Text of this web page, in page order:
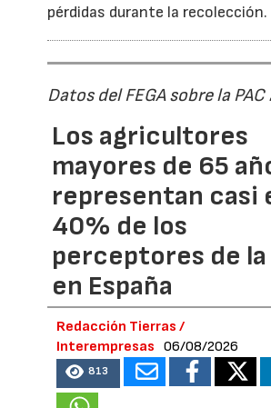
pérdidas durante la recolección.
Datos del FEGA sobre la
Los agricultores
mayores de 65
representan casi
40% de los
perceptores de la
en España
Redacción Tierras /
Interempresas
06/08/2026
813